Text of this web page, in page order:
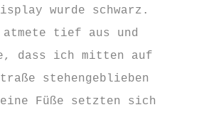
wurde schwarz.
tief aus und
dass ich mitten auf
stehengeblieben
Füße setzten sich